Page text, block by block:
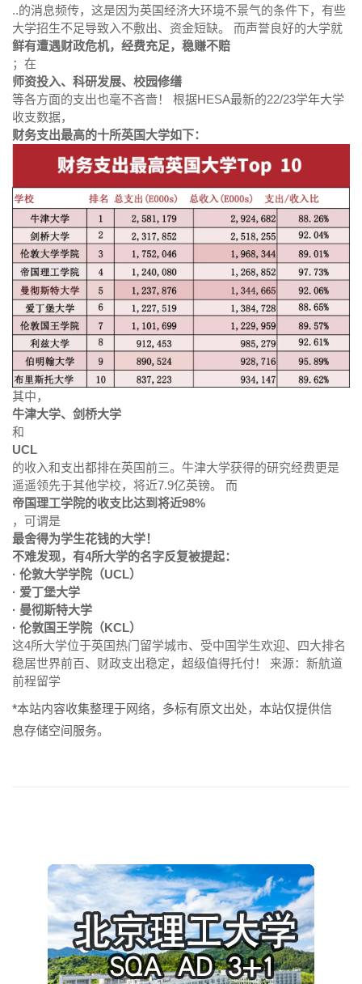
..的消息频传，这是因为英国经济大环境不景气的条件下，有些
大学招生不足导致入不敷出、资金短缺。 而声誉良好的大学就
鲜有遭遇财政危机，经费充足，稳赚不赔
；在
师资投入、科研发展、校园修缮
等各方面的支出也毫不吝啬！ 根据HESA最新的22/23学年大学
收支数据，
财务支出最高的十所英国大学如下：
其中，
牛津大学、剑桥大学
和
UCL
的收入和支出都排在英国前三。牛津大学获得的研究经费更是
遥遥领先于其他学校，将近7.9亿英镑。 而
帝国理工学院的收支比达到将近98%
，可谓是
最舍得为学生花钱的大学！
不难发现，有4所大学的名字反复被提起：
· 伦敦大学学院（UCL）
· 爱丁堡大学
· 曼彻斯特大学
· 伦敦国王学院（KCL）
这4所大学位于英国热门留学城市、受中国学生欢迎、四大排名
稳居世界前百、财政支出稳定，超级值得托付！ 来源：新航道
前程留学
*本站内容收集整理于网络，多标有原文出处，本站仅提供信
息存储空间服务。